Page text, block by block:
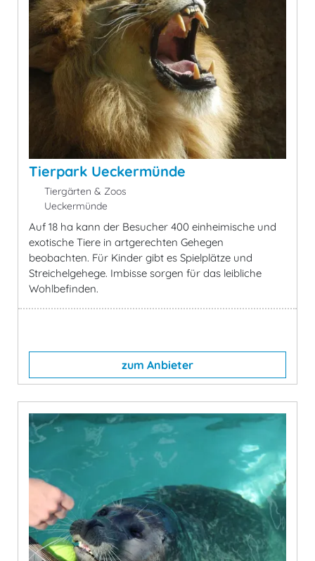
Tierpark Ueckermünde
Tiergärten & Zoos
Ueckermünde
Auf 18 ha kann der Besucher 400 einheimische und
exotische Tiere in artgerechten Gehegen
beobachten. Für Kinder gibt es Spielplätze und
Streichelgehege. Imbisse sorgen für das leibliche
Wohlbefinden.
zum Anbieter